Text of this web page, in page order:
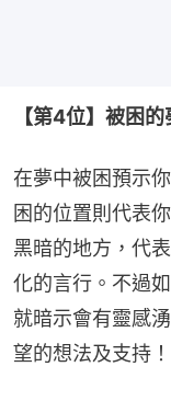
【第4位】被困的
在夢中被困預示
困的位置則代表
黑暗的地方，代
化的言行。不過
就暗示會有靈感
望的想法及支持！